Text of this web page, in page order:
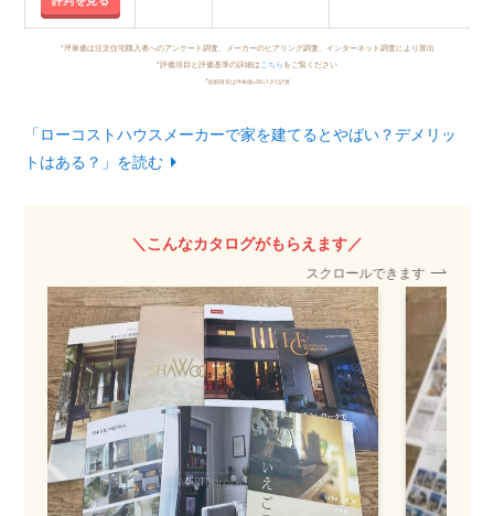
*坪単価は注文住宅購入者へのアンケート調査、メーカーのヒアリング調査、インターネット調査により算出
*評価項目と評価基準の詳細は こちら をご覧ください
*総額目安は坪単価×30×1.3で計算
「ローコストハウスメーカーで家を建てるとやばい？デメリッ
トはある？」を読む
＼こんなカタログがもらえます／
スクロールできます